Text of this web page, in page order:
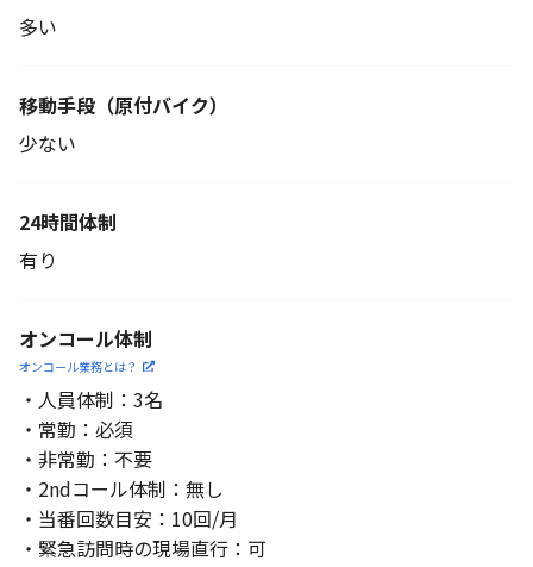
多い
移動手段 （原付バイク）
少ない
24時間体制
有り
オンコール体制
オンコール業務とは？
・人員体制：3名
・常勤：必須
・非常勤：不要
・2ndコール体制：無し
・当番回数目安：10回/月
・緊急訪問時の現場直行：可